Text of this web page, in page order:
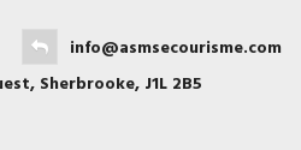
info@asmsecourisme.com
Sherbrooke, J1L 2B5